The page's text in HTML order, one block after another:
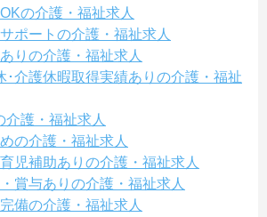
の介護・福祉求人
ポートの介護・福祉求人
りの介護・福祉求人
･介護休暇取得実績ありの介護・福祉
護・福祉求人
の介護・福祉求人
児補助ありの介護・福祉求人
賞与ありの介護・福祉求人
備の介護・福祉求人